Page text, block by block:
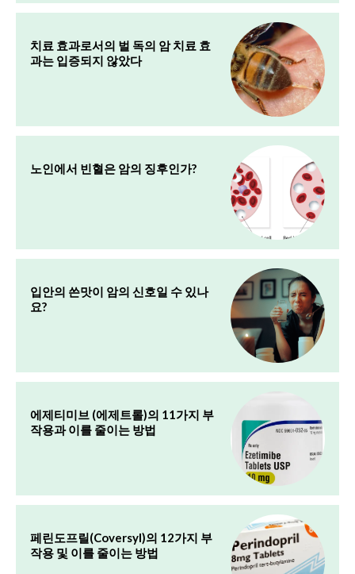
치료 효과로서의 벌 독의 암 치료 효
과는 입증되지 않았다
노인에서 빈혈은 암의 징후인가?
입안의 쓴맛이 암의 신호일 수 있나
요?
에제티미브 (에제트롤)의 11가지 부
작용과 이를 줄이는 방법
페린도프릴(Coversyl)의 12가지 부
작용 및 이를 줄이는 방법